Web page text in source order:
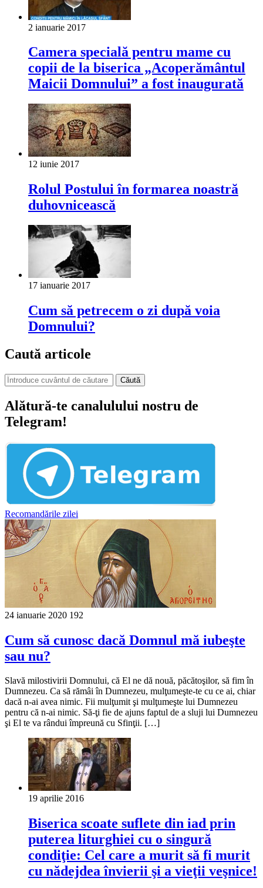
2 ianuarie 2017
Camera specială pentru mame cu
copii de la biserica „Acoperământul
Maicii Domnului” a fost inaugurată
12 iunie 2017
Rolul Postului în formarea noastră
duhovnicească
17 ianuarie 2017
Cum să petrecem o zi după voia
Domnului?
Caută articole
Căută
Alătură-te canalulului nostru de
Telegram!
Recomandările zilei
24 ianuarie 2020 192
Cum să cunosc dacă Domnul mă iubeşte
sau nu?
Slavă milostivirii Domnului, că El ne dă nouă, păcătoşilor, să fim în
Dumnezeu. Ca să rămâi în Dumnezeu, mulţumeşte-te cu ce ai, chiar
dacă n-ai avea nimic. Fii mulţumit şi mulţumeşte lui Dumnezeu
pentru că n-ai nimic. Să-ţi fie de ajuns faptul de a sluji lui Dumnezeu
şi El te va rândui împreună cu Sfinţii. […]
19 aprilie 2016
Biserica scoate suflete din iad prin
puterea liturghiei cu o singură
condiţie: Cel care a murit să fi murit
cu nădejdea învierii şi a vieţii veşnice!